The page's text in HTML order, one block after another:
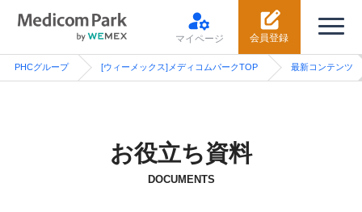
会員登録
マイページ
PHCグループ [ウィーメックス]メディコムパークTOP 最新コンテンツ
お役立ち資料
DOCUMENTS